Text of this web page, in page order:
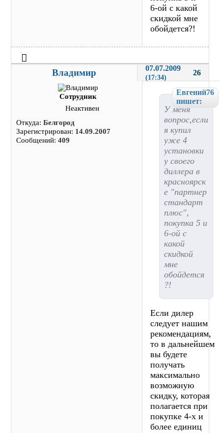
6-ой с какой
скидкой мне
обойдется?!
26
Владимир 07.07.2009
(17:34)
Сотрудник
Неактивен
Откуда:Белгород
Зарегистрирован: 14.09.2007
Сообщений:409
Евгений76
пишет:
У меня
вопрос,если
я купил
уже 4
установки
у своего
диллера в
красноярск
е "партнер
стандарт
плюс",
покупка 5 и
6-ой с
какой
скидкой
мне
обойдется
?!
Если дилер
следует нашим
рекомендациям,
то в дальнейшем
вы будете
получать
максимально
возможную
скидку, которая
полагается при
покупке 4-х и
более единиц